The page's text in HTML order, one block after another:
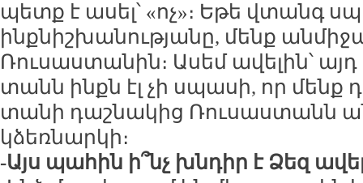
պետք է ա­սել՝ «ոչ»։ Ե­թե վտանգ
ինք­նիշ­խա­նու­թյա­նը, մենք
Ռու­սաս­տա­նին։ Ա­սեմ ա­վե­լին՝
տանն ինքն էլ չի սպա­սի, որ մենք
տա­նի դաշ­նա­կից Ռու­սաս­տանն
կձեռ­նար­կի։
-Այս պա­հին ի՞նչ խն­դիր է Ձեզ